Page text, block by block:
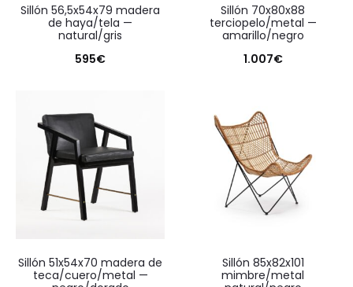
sillón 56,5x54x79 madera
de haya/tela —
natural/gris
595€
sillón 70x80x88
terciopelo/metal —
amarillo/negro
1.007€
sillón 51x54x70 madera de
teca/cuero/metal —
sillón 85x82x101
mimbre/metal